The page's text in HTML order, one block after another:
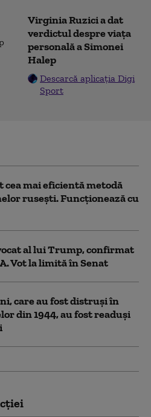
Virginia Ruzici a dat
verdictul despre viața
personală a Simonei
Halep
Descarcă aplicația Digi
Sport
cea mai eficientă metodă
rusești. Funcționează cu
al lui Trump, confirmat
Vot la limită în Senat
care au fost distruşi în
din 1944, au fost readuși